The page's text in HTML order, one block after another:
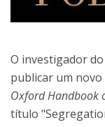
O investigador do
publicar um
Oxford Handbook
título